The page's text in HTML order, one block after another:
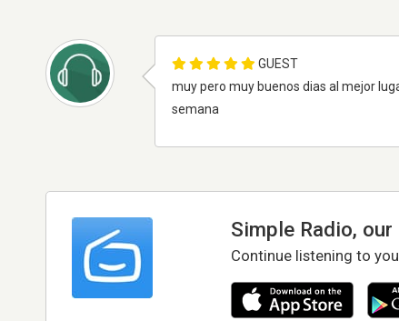
GUEST
muy pero muy buenos dias al mejor
semana
Simple Radio,
Continue listening to